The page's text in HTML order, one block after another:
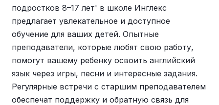
подростков 8–17 лет' в школе Инглекс
предлагает увлекательное и доступное
обучение для ваших детей. Опытные
преподаватели, которые любят свою работу,
помогут вашему ребенку освоить английский
язык через игры, песни и интересные задания.
Регулярные встречи с старшим преподавателем
обеспечат поддержку и обратную связь для